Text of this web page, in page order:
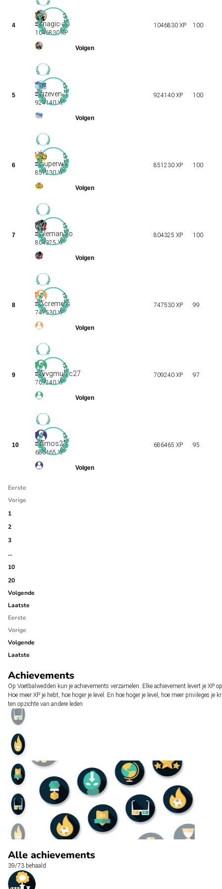
4 magic-ap
1046830 XP
1046830 XP 100
5 gzeven
924140 XP
924140 XP 100
6 superwin
851230 XP
851230 XP 100
7 alemanzio
804325 XP
804325 XP 100
8 Tcremers
747530 XP
747530 XP 99
9 wvgmusic27
709240 XP
709240 XP 97
10 irmos23
686465 XP
686465 XP 95
Eerste
Vorige
1
2
3
…
10
20
Volgende
Laatste
Eerste
Vorige
Volgende
Laatste
Achievements
Op Voetbalwedden kun je achievements verzamelen. Elke achievement levert je XP
Hoe meer XP je hebt, hoe hoger je level. En hoe hoger je level, hoe meer privileges je
ten opzichte van andere leden
Alle achievements
39/73 behaald